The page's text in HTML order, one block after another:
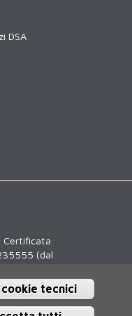
DSA
Certificata
(dal
cookie tecnici